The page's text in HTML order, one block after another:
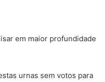
em maior profundidade
urnas sem votos para